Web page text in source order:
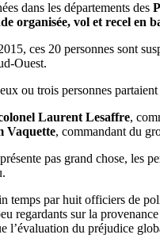
dans les départements des
organisée, vol et recel en
ces 20 personnes sont
Ouest.
ou trois personnes
Laurent Lesaffre,
Vaquette, commandant du
pas grand chose, les
temps par huit officiers de
regardants sur la
l’évaluation du préjudice